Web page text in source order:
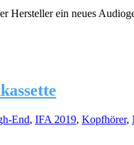
Hersteller ein neues
End, IFA 2019, Kopfhörer,